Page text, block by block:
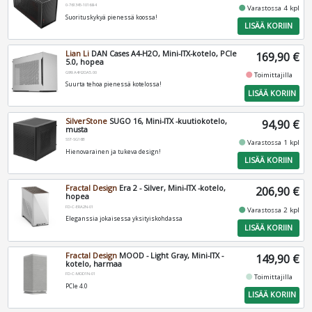
0-761345-10168-4
Suorituskykyä pienessä koossa!
fiber_manual_recordVarastossa 4 kpl
LISÄÄ KORIIN
Lian Li DAN Cases A4-H2O, Mini-ITX-kotelo, PCIe
5.0, hopea
G99.A4H2OA5.00
Suurta tehoa pienessä kotelossa!
169,90 €
fiber_manual_recordToimittajilla
LISÄÄ KORIIN
SilverStone SUGO 16, Mini-ITX -kuutiokotelo,
musta
SST-SG16B
Hienovarainen ja tukeva design!
94,90 €
fiber_manual_recordVarastossa 1 kpl
LISÄÄ KORIIN
Fractal Design Era 2 - Silver, Mini-ITX -kotelo,
hopea
FD-C-ERA2N-01
Eleganssia jokaisessa yksityiskohdassa
206,90 €
fiber_manual_recordVarastossa 2 kpl
LISÄÄ KORIIN
Fractal Design MOOD - Light Gray, Mini-ITX -
kotelo, harmaa
FD-C-MOD1N-01
PCIe 4.0
149,90 €
fiber_manual_recordToimittajilla
LISÄÄ KORIIN